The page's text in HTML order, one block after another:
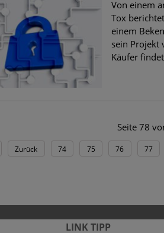
Von einem
Tox
einem
sein Projekt
Käufer
Seite 78
Zurück 74 75 76 77
LINK TIPP